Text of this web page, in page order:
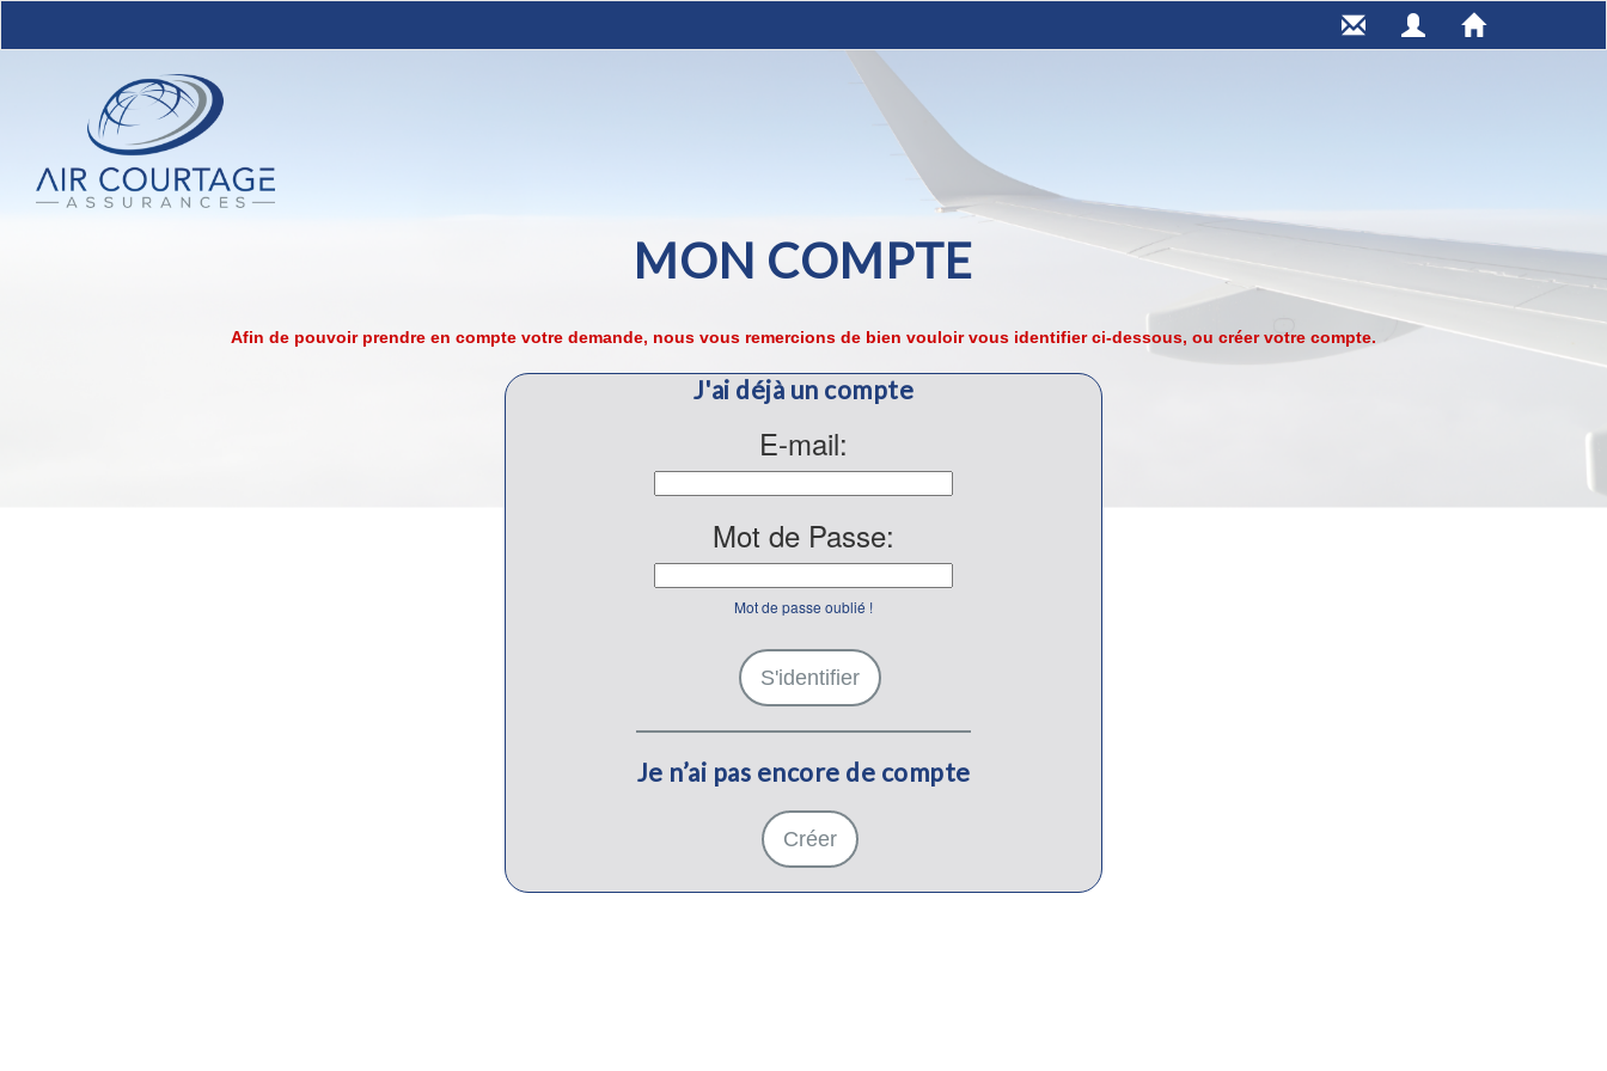
MON COMPTE
Afin de pouvoir prendre en compte votre demande, nous vous remercions de bien vouloir vous identifier ci-dessous, ou créer votre compte.
J'ai déjà un compte
E-mail:
Mot de Passe:
Mot de passe oublié !
S'identifier
Je n’ai pas encore de compte
Créer